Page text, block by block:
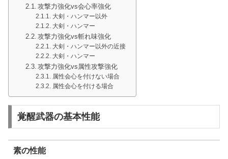
攻撃力強化vs会心率強化
大剣・ハンマー以外
大剣・ハンマー
攻撃力強化vs斬れ味強化
大剣・ハンマー以外の近接
大剣・ハンマー
攻撃力強化vs属性攻撃強化
属性会心を付けない場合
属性会心を付ける場合
覚醒武器の基本性能
素の性能